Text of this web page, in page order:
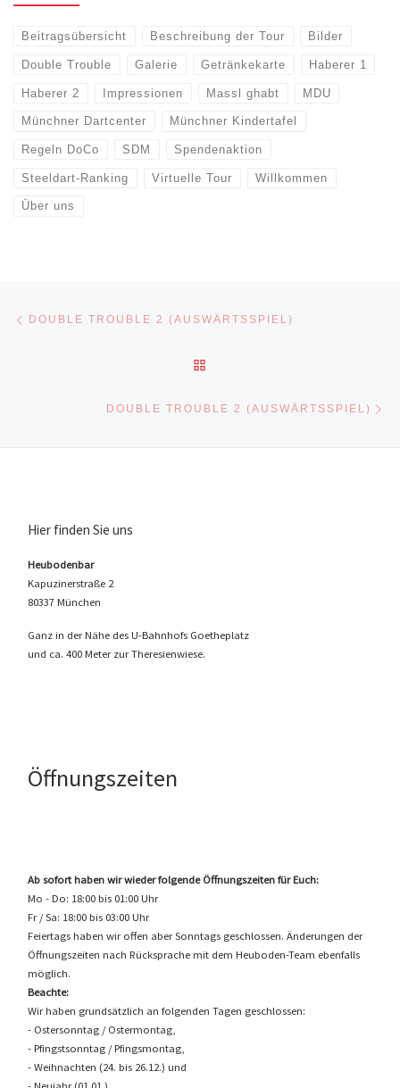
Beitragsübersicht Beschreibung der Tour Bilder
Double Trouble Galerie Getränkekarte Haberer 1
Haberer 2 Impressionen Massl ghabt MDU
Münchner Dartcenter Münchner Kindertafel
Regeln DoCo SDM Spendenaktion
Steeldart-Ranking Virtuelle Tour Willkommen
Über uns
Beitragsnavigation
DOUBLE TROUBLE 2 (AUSWÄRTSSPIEL)
DOUBLE TROUBLE 2 (AUSWÄRTSSPIEL)
Hier finden Sie uns
Heubodenbar
Kapuzinerstraße 2
80337 München
Ganz in der Nähe des U-Bahnhofs Goetheplatz
und ca. 400 Meter zur Theresienwiese.
Öffnungszeiten
Ab sofort haben wir wieder folgende Öffnungszeiten für Euch:
Mo - Do: 18:00 bis 01:00 Uhr
Fr / Sa: 18:00 bis 03:00 Uhr
Feiertags haben wir offen aber Sonntags geschlossen. Änderungen der
Öffnungszeiten nach Rücksprache mit dem Heuboden-Team ebenfalls
möglich.
Beachte:
Wir haben grundsätzlich an folgenden Tagen geschlossen:
- Ostersonntag / Ostermontag,
- Pfingstsonntag / Pfingsmontag,
- Weihnachten (24. bis 26.12.) und